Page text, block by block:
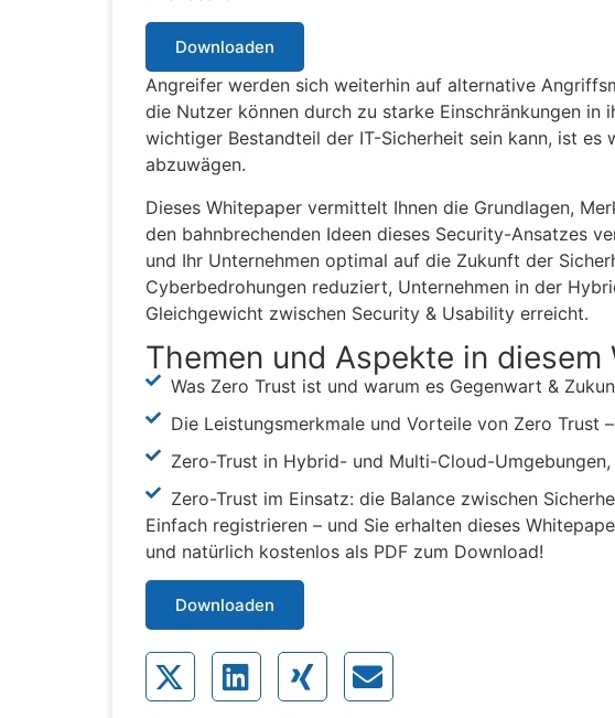
Downloaden
Angreifer werden sich weiterhin auf alternative
die Nutzer können durch zu starke Einschränkungen
wichtiger Bestandteil der IT-Sicherheit sein kann, ist
abzuwägen.
Dieses Whitepaper vermittelt Ihnen die Grundlagen,
den bahnbrechenden Ideen dieses Security-Ansatzes
und Ihr Unternehmen optimal auf die Zukunft der
Cyberbedrohungen reduziert, Unternehmen in der
Gleichgewicht zwischen Security & Usability erreicht.
Themen und Aspekte in diesem
Was Zero Trust ist und warum es Gegenwart &
Die Leistungsmerkmale und Vorteile von Zero Trust
Zero-Trust in Hybrid- und Multi-Cloud-
Zero-Trust im Einsatz: die Balance zwischen
Einfach registrieren – und Sie erhalten dieses
und natürlich kostenlos als PDF zum Download!
Downloaden